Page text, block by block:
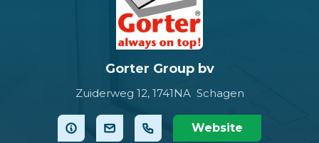
Gorter Group bv
Zuiderweg 12, 1741NA Schagen
Website